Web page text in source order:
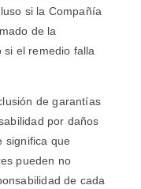
si la Compañía
de la
si el remedio falla
de garantías
por daños
significa que
pueden no
de cada